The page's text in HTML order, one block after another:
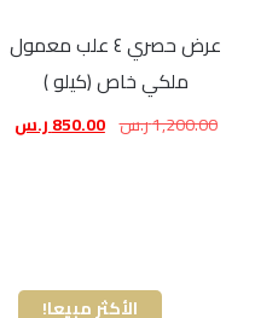
عرض حصري ٤ علب معمول
ملكي خاص (كيلو )
1,200.00ر.س 850.00ر.س
الأكثر مبيعا!